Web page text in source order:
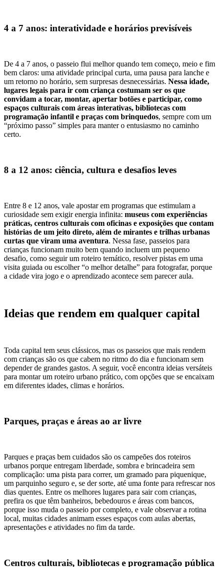
4 a 7 anos: interatividade e horários previsíveis
De 4 a 7 anos, o passeio flui melhor quando tem começo, meio e fim
bem claros: uma atividade principal curta, uma pausa para lanche e
um retorno no horário, sem surpresas desnecessárias. Nessa idade,
lugares legais para ir com criança costumam ser os que
convidam a tocar, montar, apertar botões e participar, como
espaços culturais com áreas interativas, bibliotecas com
programação infantil e praças com brinquedos, sempre com um
“próximo passo” simples para manter o entusiasmo no caminho
certo.
8 a 12 anos: ciência, cultura e desafios leves
Entre 8 e 12 anos, vale apostar em programas que estimulam a
curiosidade sem exigir energia infinita: museus com experiências
práticas, centros culturais com oficinas e exposições que contam
histórias de um jeito direto, além de mirantes e trilhas urbanas
curtas que viram uma aventura. Nessa fase, passeios para
crianças funcionam muito bem quando incluem um pequeno
desafio, como seguir um roteiro temático, resolver pistas em uma
visita guiada ou escolher “o melhor detalhe” para fotografar, porque
a cidade vira jogo e o aprendizado acontece sem parecer aula.
Ideias que rendem em qualquer capital
Toda capital tem seus clássicos, mas os passeios que mais rendem
com crianças são os que cabem no ritmo do dia e funcionam sem
depender de grandes gastos. A seguir, você encontra ideias versáteis
para montar um roteiro urbano prático, com opções que se encaixam
em diferentes idades, climas e horários.
Parques, praças e áreas ao ar livre
Parques e praças bem cuidados são os campeões dos roteiros
urbanos porque entregam liberdade, sombra e brincadeira sem
complicação: uma pista para correr, um gramado para piquenique,
um parquinho seguro e, se der sorte, até uma fonte para refrescar nos
dias quentes. Entre os melhores lugares para sair com crianças,
prefira os que têm banheiros, bebedouros e áreas com bancos,
porque isso muda o passeio por completo, e vale observar a rotina
local, muitas cidades animam esses espaços com aulas abertas,
apresentações e atividades no fim da tarde.
Centros culturais, bibliotecas e programação pública